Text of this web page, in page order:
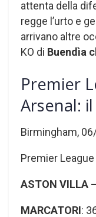
attenta della
regge l’urto e
arrivano altre
KO di Buendìa c
Premier
Arsenal:
Birmingham,
Premier
ASTON VILLA
MARCATORI: